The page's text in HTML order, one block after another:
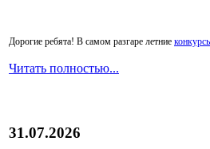
Дорогие ребята! В самом разгаре летние
Читать полностью...
31.07.2026